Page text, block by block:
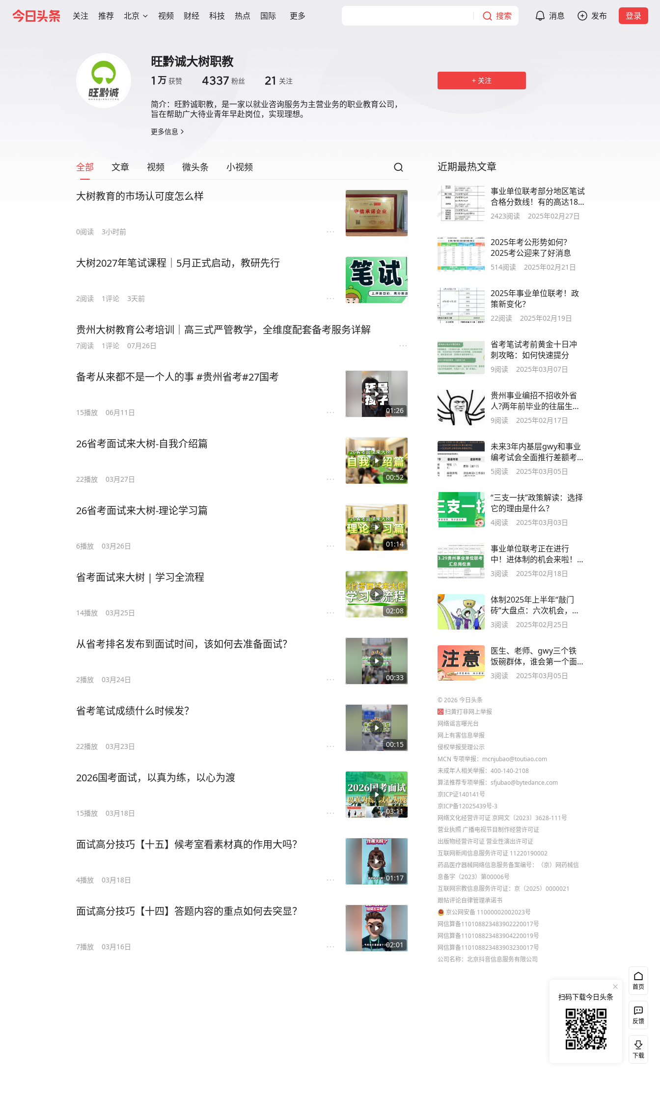
关注 推荐 北京 视频 财经 科技 热点 国际 更多 搜索 消息 发布 登录
旺黔诚大树职教
1 万 获赞 4337 粉丝 21 关注
简介： 旺黔诚职教，是一家以就业咨询服务为主营业务的职业教育公司，
旨在帮助广大待业青年早赴岗位，实现理想。
更多信息
关注
全部 文章 视频 微头条 小视频
大树教育的市场认可度怎么样
0阅读 3小时前
大树2027年笔试课程｜5月正式启动，教研先行
2阅读 1评论 3天前
贵州大树教育公考培训｜高三式严管教学，全维度配套备考服务详解
7阅读 1评论 07月26日
01:26
备考从来都不是一个人的事 #贵州省考#27国考
15播放 06月11日
00:52
26省考面试来大树-自我介绍篇
22播放 03月27日
01:14
26省考面试来大树-理论学习篇
6播放 03月26日
02:08
省考面试来大树 | 学习全流程
14播放 03月25日
00:33
从省考排名发布到面试时间，该如何去准备面试？
2播放 03月24日
00:15
省考笔试成绩什么时候发？
22播放 03月23日
03:11
2026国考面试，以真为练，以心为渡
15播放 03月18日
01:17
面试高分技巧【十五】候考室看素材真的作用大吗？
4播放 03月18日
02:01
面试高分技巧【十四】答题内容的重点如何去突显？
7播放 03月16日
近期最热文章
事业单位联考部分地区笔试
合格分数线！有的高达180
分......
2423阅读 2025年02月27日
2025年考公形势如何？
2025考公迎来了好消息
514阅读 2025年02月21日
2025年事业单位联考！政
策新变化？
22阅读 2025年02月19日
省考笔试考前黄金十日冲
刺攻略：如何快速提分
9阅读 2025年03月07日
贵州事业编招不招收外省
人?两年前毕业的往届生可
以考吗
9阅读 2025年02月17日
未来3年内基层gwy和事业
编考试会全面推行差额考
察制度吗？
5阅读 2025年03月05日
“三支一扶”政策解读：选择
它的理由是什么？
4阅读 2025年03月03日
事业单位联考正在进行
中！进体制的机会来啦！
速看！
3阅读 2025年02月18日
体制2025年上半年“敲门
砖”大盘点：六次机会，你
准备好了吗
3阅读 2025年02月25日
医生、老师、gwy三个铁
饭碗群体，谁会第一个面
临职业危机呢
3阅读 2025年03月05日
©2026今日头条
扫黄打非网上举报
网络谣言曝光台
网上有害信息举报
侵权举报受理公示
MCN 专项举报：mcnjubao@toutiao.com
未成年人相关举报：400-140-2108
算法推荐专项举报：sfjubao@bytedance.com
京ICP证140141号
京ICP备12025439号-3
网络文化经营许可证 京网文〔2023〕3628-111号
营业执照 广播电视节目制作经营许可证
出版物经营许可证 营业性演出许可证
互联网新闻信息服务许可证 11220190002
药品医疗器械网络信息服务备案编号：（京）网药械信
息备字（2023）第00006号
互联网宗教信息服务许可证：京（2025）0000021
跟帖评论自律管理承诺书
京公网安备 11000002002023号
网信算备110108823483902220017号
网信算备110108823483904220019号
网信算备110108823483903230017号
公司名称：北京抖音信息服务有限公司
首页
反馈
下载
扫码下载今日头条